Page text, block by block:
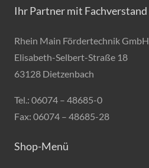
Ihr Partner mit Fachverstand
Rhein Main Fördertechnik GmbH
Elisabeth-Selbert-Straße 18
63128 Dietzenbach
Tel.: 06074 – 48685-0
Fax: 06074 – 48685-28
Shop-Menü